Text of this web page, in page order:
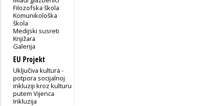
Filozofska škola
Komunikološka
škola
Medijski susreti
Knjižara
Galerija
EU Projekt
Uključiva kultura -
potpora socijalnoj
inkluziji kroz kulturu
putem Vijenca
Inkluzija